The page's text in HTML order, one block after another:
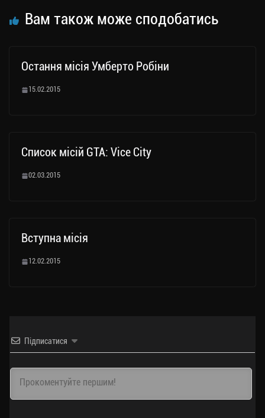
Вам також може сподобатись
Остання місія Умберто Робіни
15.02.2015
Список місій GTA: Vice City
02.03.2015
Вступна місія
12.02.2015
Підписатися